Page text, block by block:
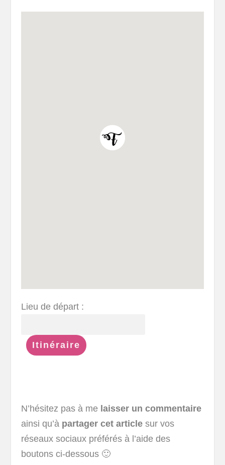
Lieu de départ :
N’hésitez pas à me laisser un commentaire
ainsi qu’à partager cet article sur vos
réseaux sociaux préférés à l’aide des
boutons ci-dessous 🙂